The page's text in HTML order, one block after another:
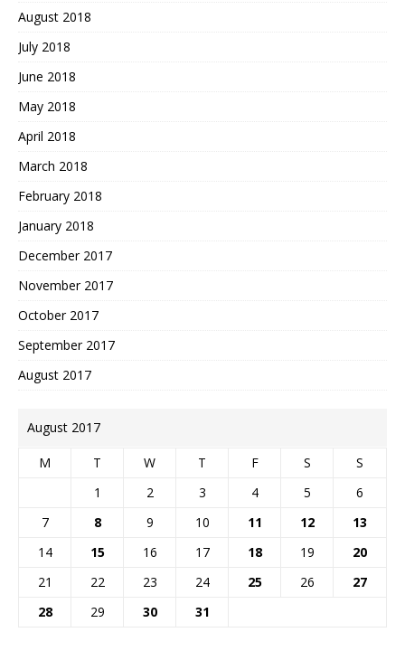
August 2018
July 2018
June 2018
May 2018
April 2018
March 2018
February 2018
January 2018
December 2017
November 2017
October 2017
September 2017
August 2017
August 2017
M T W T F S
S
1
2 3 4 5
6
7
8 9 10 11 12
13
14
15 16 17 18 19
20
21
22 23 24 25 26
27
28
29 30 31